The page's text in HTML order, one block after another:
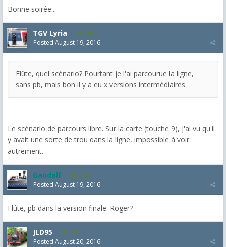
Bonne soirée...
TGV Lyria 1,032
Posted August 19, 2016
Flûte, quel scénario? Pourtant je l'ai parcourue la ligne,
sans pb, mais bon il y a eu x versions intermédiaires.
Le scénario de parcours libre. Sur la carte (touche 9), j'ai vu qu'il
y avait une sorte de trou dans la ligne, impossible à voir
autrement.
Gandalf 2,463
Posted August 19, 2016
Flûte, pb dans la version finale. Roger?
JLD95 479
Posted August 20, 2016